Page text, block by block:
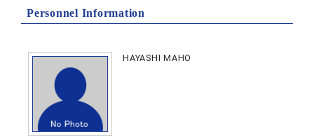
Personnel Information
HAYASHI MAHO